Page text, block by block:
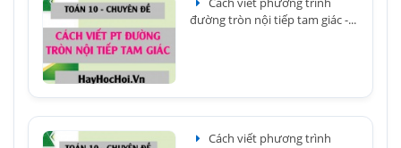
đường tròn nội tiếp tam giác -...
Cách viết phương trình